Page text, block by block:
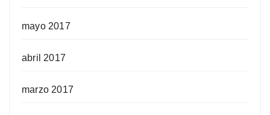
mayo 2017
abril 2017
marzo 2017